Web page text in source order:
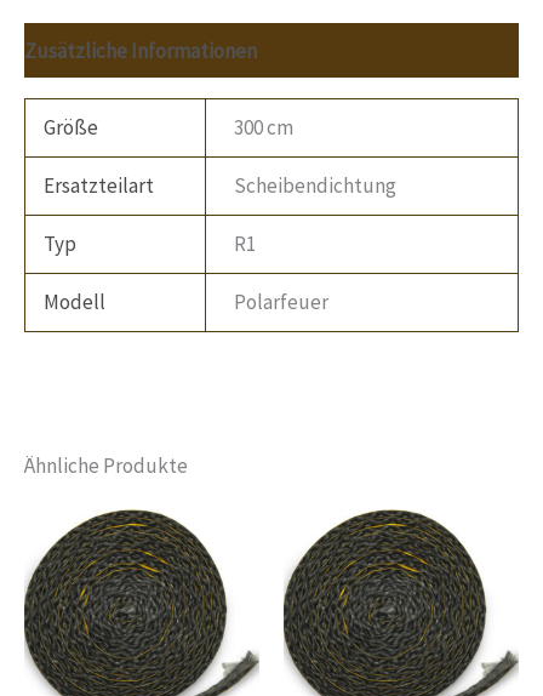
Zusätzliche Informationen
Größe 300 cm
Ersatzteilart Scheibendichtung
Typ R1
Modell Polarfeuer
Ähnliche Produkte